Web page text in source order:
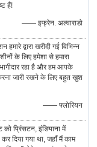
हैं!
—— इफ्रेन. अल्वाराडो
हमारे द्वारा खरीदी गई विभिन्न
के लिए हमेशा से हमारा
रहा है और हम आपके
जारी रखने के लिए बहुत खुश
—— फ्लोरियन
को प्रिंसटन, इंडियाना में
कर दिया गया था, जहाँ मैं काम